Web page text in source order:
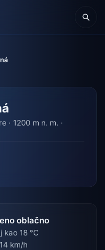
· 1200 m n. m. ·
oblačno
kao 18 °C
km/h